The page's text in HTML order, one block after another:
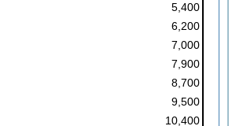
5,400
6,200
7,000
7,900
8,700
9,500
10,400